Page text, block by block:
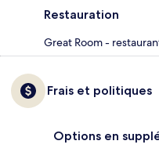
Restauration
Great Room -
Frais et politiques
Options en